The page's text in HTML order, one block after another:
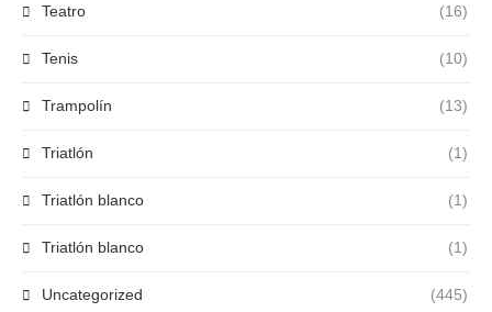
Teatro (16)
Tenis (10)
Trampolín (13)
Triatlón (1)
Triatlón blanco (1)
Triatlón blanco (1)
Uncategorized (445)